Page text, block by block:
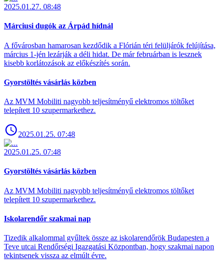
2025.01.27. 08:48
Márciusi dugók az Árpád hídnál
A fővárosban hamarosan kezdődik a Flórián téri felüljárók felújítása,
március 1-jén lezárják a déli hidat. De már februárban is lesznek
kisebb korlátozások az előkészítés során.
Gyorstöltés vásárlás közben
Az MVM Mobiliti nagyobb teljesítményű elektromos töltőket
telepített 10 szupermarkethez.
2025.01.25. 07:48
2025.01.25. 07:48
Gyorstöltés vásárlás közben
Az MVM Mobiliti nagyobb teljesítményű elektromos töltőket
telepített 10 szupermarkethez.
Iskolarendőr szakmai nap
Tizedik alkalommal gyűltek össze az iskolarendőrök Budapesten a
Teve utcai Rendőrségi Igazgatási Központban, hogy szakmai napon
tekintsenek vissza az elmúlt évre.